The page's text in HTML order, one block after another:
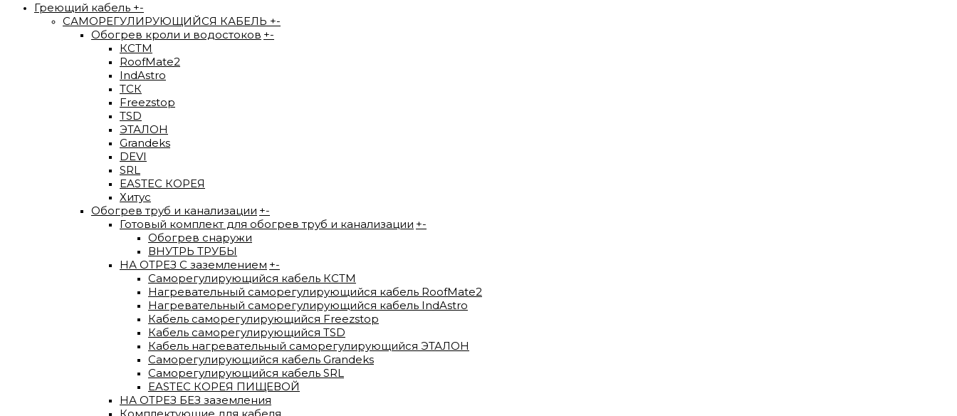
Греющий кабель +-
САМОРЕГУЛИРУЮЩИЙСЯ КАБЕЛЬ +-
Обогрев кроли и водостоков +-
КСТМ
RoofMate2
IndAstro
ТСК
Freezstop
TSD
ЭТАЛОН
Grandeks
DEVI
SRL
EASTEC КОРЕЯ
Хитус
Обогрев труб и канализации +-
Готовый комплект для обогрев труб и канализации +-
Обогрев снаружи
ВНУТРЬ ТРУБЫ
НА ОТРЕЗ С заземлением +-
Саморегулирующийся кабель КСТМ
Нагревательный саморегулирующийся кабель RoofMate2
Нагревательный саморегулирующийся кабель IndAstro
Кабель саморегулирующийся Freezstop
Кабель саморегулирующийся TSD
Кабель нагревательный саморегулирующийся ЭТАЛОН
Саморегулирующийся кабель Grandeks
Саморегулирующийся кабель SRL
EASTEC КОРЕЯ ПИЩЕВОЙ
НА ОТРЕЗ БЕЗ заземления